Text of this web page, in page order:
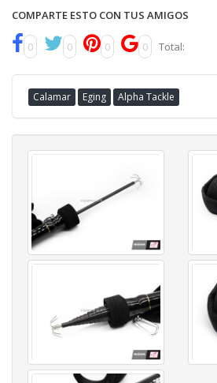
COMPARTE ESTO CON TUS AMIGOS
0 0 0 0 Total:
Calamar Eging Alpha Tackle